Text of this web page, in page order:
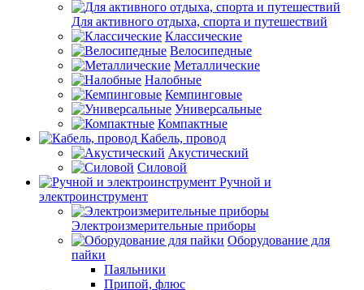
Для активного отдыха, спорта и путешествий
Классические
Велосипедные
Металлические
Налобные
Кемпинговые
Универсальные
Компактные
Кабель, провод
Акустический
Силовой
Ручной и
электроинструмент
Электроизмерительные приборы
Оборудование для
пайки
Паяльники
Припой, флюс